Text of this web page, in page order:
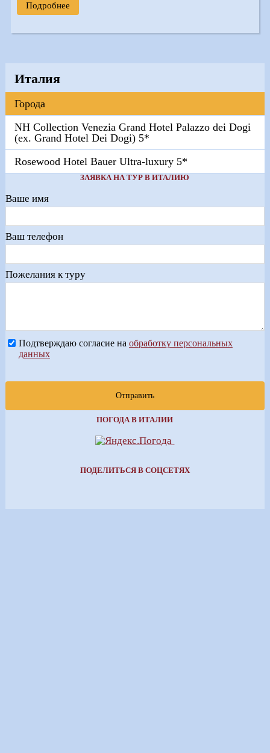
Подробнее
Италия
Города
NH Collection Venezia Grand Hotel Palazzo dei Dogi
(ex. Grand Hotel Dei Dogi) 5*
Rosewood Hotel Bauer Ultra-luxury 5*
ЗАЯВКА НА ТУР В ИТАЛИЮ
Ваше имя
Ваш телефон
Пожелания к туру
Подтверждаю согласие на обработку персональных
данных
Отправить
ПОГОДА В ИТАЛИИ
ПОДЕЛИТЬСЯ В СОЦСЕТЯХ